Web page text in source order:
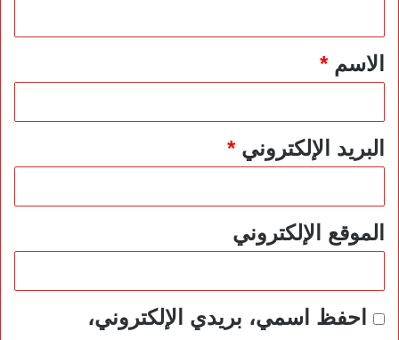
*الاسم*
البريد الإلكتروني*
الموقع الإلكتروني
احفظ اسمي، بريدي الإلكتروني،